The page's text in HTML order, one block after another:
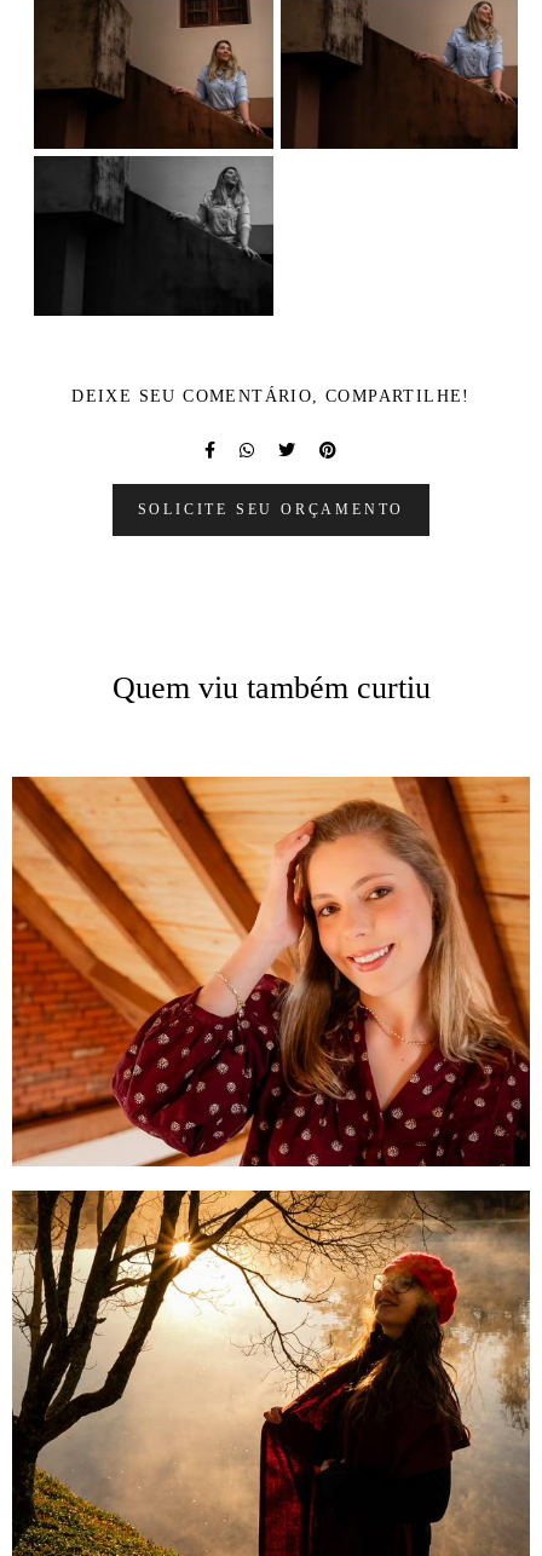
DEIXE SEU COMENTÁRIO, COMPARTILHE!
SOLICITE SEU ORÇAMENTO
Quem viu também curtiu